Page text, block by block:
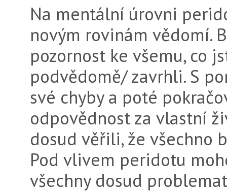
Na mentální úrovni
novým rovinám vědomí.
pozornost ke všemu, co
podvědomě/ zavrhli. S
své chyby a poté
odpovědnost za vlastní
dosud věřili, že všechno
Pod vlivem peridotu
všechny dosud